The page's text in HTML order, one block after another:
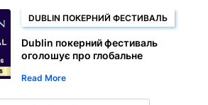
DUBLIN ПОКЕРНИЙ ФЕСТИВАЛЬ
Dublin покерний фестиваль
оголошує про глобальне
Read More